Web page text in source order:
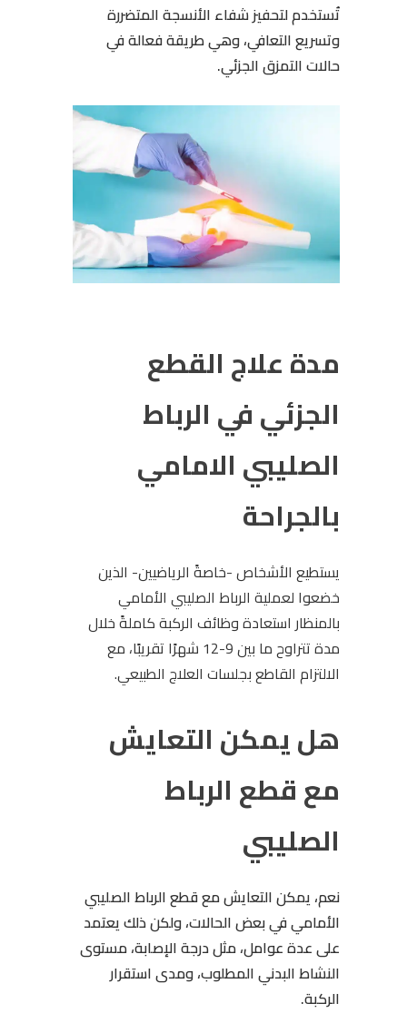
تُستخدم لتحفيز شفاء الأنسجة المتضررة
وتسريع التعافي، وهي طريقة فعالة في
حالات التمزق الجزئي.
مدة علاج القطع
الجزئي في الرباط
الصليبي الامامي
بالجراحة
يستطيع الأشخاص -خاصةً الرياضيين- الذين
خضعوا لعملية الرباط الصليبي الأمامي
بالمنظار استعادة وظائف الركبة كاملةً خلال
مدة تتراوح ما بين 9-12 شهرًا تقريبًا، مع
الالتزام القاطع بجلسات العلاج الطبيعي.
هل يمكن التعايش
مع قطع الرباط
الصليبي
نعم، يمكن التعايش مع قطع الرباط الصليبي
الأمامي في بعض الحالات، ولكن ذلك يعتمد
على عدة عوامل، مثل درجة الإصابة، مستوى
النشاط البدني المطلوب، ومدى استقرار
الركبة.